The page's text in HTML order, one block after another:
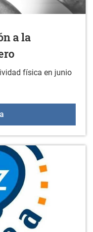
a la
física en junio
Sesiones de orientación